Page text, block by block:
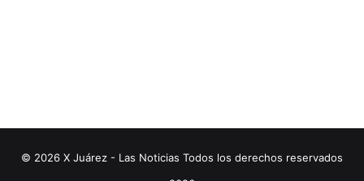
© 2026 X Juárez - Las Noticias Todos los derechos reservados